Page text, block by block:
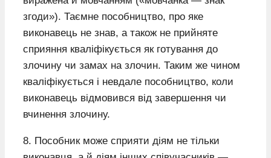
згоди»). Таємне пособництво, про яке
виконавець не знав, а також не прийняте
сприяння кваліфікується як готування до
злочину чи замах на злочин. Таким же чином
кваліфікується і невдале пособництво, коли
виконавець відмовився від завершення чи
вчинення злочину.
8. Пособник може сприяти діям не тільки